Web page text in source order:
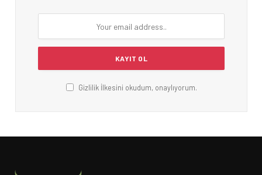
Gizlilik İlkesini okudum, onaylıyorum.